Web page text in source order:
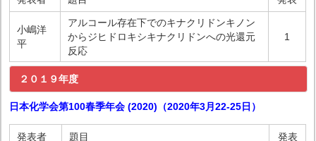
小嶋洋
平
アルコール存在下でのキナクリドンキノン
からジヒドロキシキナクリドンへの光還元
反応
1
２０１９年度
日本化学会第100春季年会 (2020)（2020年3月22-25日）
発表者 題目 発表